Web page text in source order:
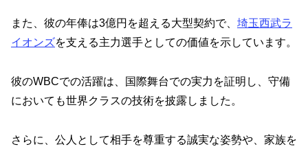
また、彼の年俸は3億円を超える大型契約で、 埼玉西武ラ
イオンズを支える主力選手としての価値を示しています。
彼のWBCでの活躍は、国際舞台での実力を証明し、守備
においても世界クラスの技術を披露しました。
さらに、公人として相手を尊重する誠実な姿勢や、家族を